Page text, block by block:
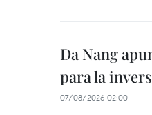
Da Nang
para la
07/08/2026 02:00